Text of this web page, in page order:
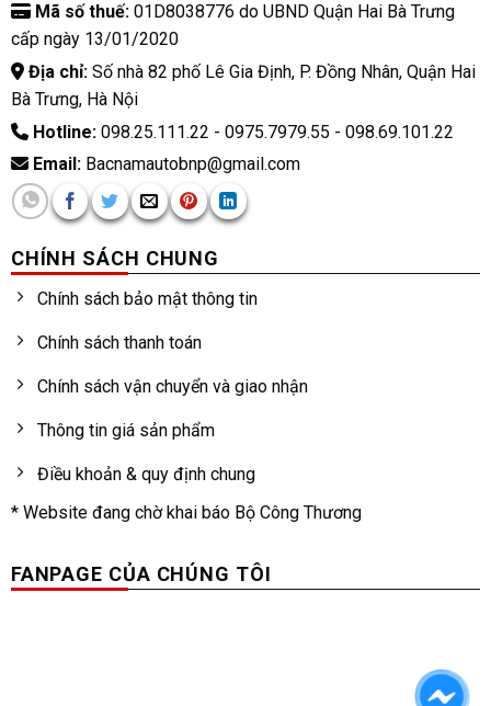
Mã số thuế:01D8038776 do UBND Quận Hai Bà Trưng
cấp ngày 13/01/2020
Địa chỉ:Số nhà 82 phố Lê Gia Định, P. Đồng Nhân, Quận Hai
Bà Trưng, Hà Nội
Hotline:098.25.111.22 - 0975.7979.55 - 098.69.101.22
Email:Bacnamautobnp@gmail.com
CHÍNH SÁCH CHUNG
Chính sách bảo mật thông tin
Chính sách thanh toán
Chính sách vận chuyển và giao nhận
Thông tin giá sản phẩm
Điều khoản & quy định chung
* Website đang chờ khai báo Bộ Công Thương
FANPAGE CỦA CHÚNG TÔI